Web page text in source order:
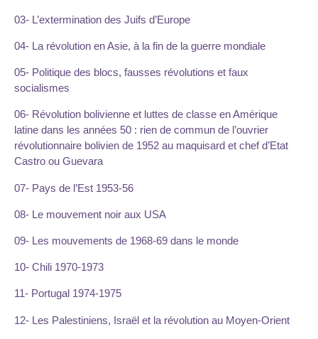
03- L’extermination des Juifs d’Europe
04- La révolution en Asie, à la fin de la guerre mondiale
05- Politique des blocs, fausses révolutions et faux
socialismes
06- Révolution bolivienne et luttes de classe en Amérique
latine dans les années 50 : rien de commun de l’ouvrier
révolutionnaire bolivien de 1952 au maquisard et chef d’Etat
Castro ou Guevara
07- Pays de l’Est 1953-56
08- Le mouvement noir aux USA
09- Les mouvements de 1968-69 dans le monde
10- Chili 1970-1973
11- Portugal 1974-1975
12- Les Palestiniens, Israël et la révolution au Moyen-Orient